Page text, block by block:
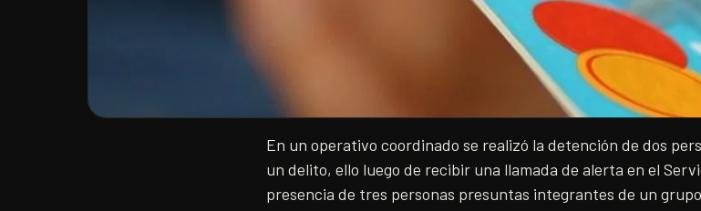
En un operativo coordinado se realizó la detención de dos
un delito, ello luego de recibir una llamada de alerta en el
presencia de tres personas presuntas integrantes de un